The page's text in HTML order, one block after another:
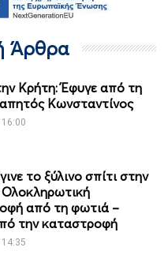
Άρθρα
Κρήτη: Έφυγε από τη
Κωνσταντίνος
το ξύλινο σπίτι στην
από τη φωτιά –
την καταστροφή